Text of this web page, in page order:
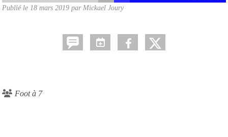
Publié le 18 mars 2019 par Mickael Joury
Foot à 7